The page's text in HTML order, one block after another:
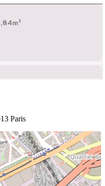
Paris